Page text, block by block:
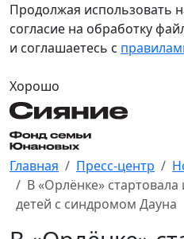
Продолжая использовать
согласие на обработку
и соглашаетесь с
Хорошо
Главная Пресс-центр
В «Орлёнке»
детей с синдромом Дауна